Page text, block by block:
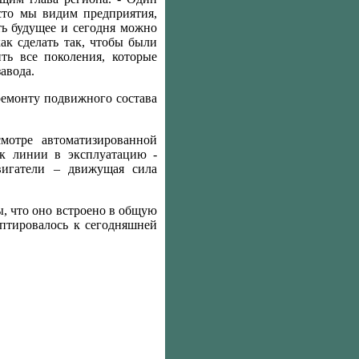
мы видим предприятия,
будущее и сегодня можно
сделать так, чтобы были
все поколения, которые
подвижного состава
автоматизированной
линии в эксплуатацию -
– движущая сила
что оно встроено в общую
к сегодняшней